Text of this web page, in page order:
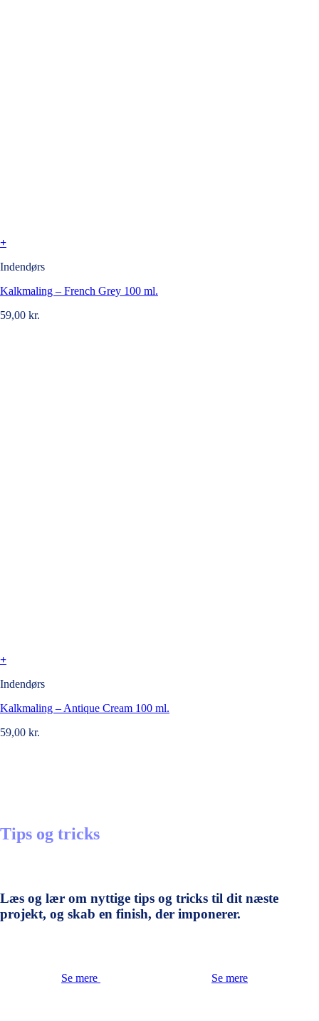
+
Indendørs
Kalkmaling – French Grey 100 ml.
59,00 kr.
+
Indendørs
Kalkmaling – Antique Cream 100 ml.
59,00 kr.
Tips og tricks
Læs og lær om nyttige tips og tricks til dit næste
projekt, og skab en finish, der imponerer.
Se mere Se mere